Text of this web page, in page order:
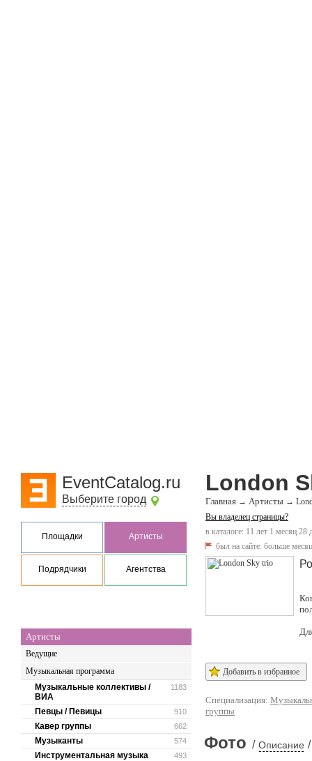
EventCatalog.ru
Выберите город
Площадки Артисты
Подрядчики Агентства
Артисты
Ведущие
Музыкальная программа
1183
Музыкальные коллективы /
ВИА
910
Певцы / Певицы
662
Кавер группы
574
Музыканты
493
Инструментальная музыка
London
Главная → Артисты →
Вы владелец страницы?
в каталоге: 11 лет 1 месяц 28
был на сайте: больше
Добавить в избранное
Специализация:
группы
Фото / Описание /